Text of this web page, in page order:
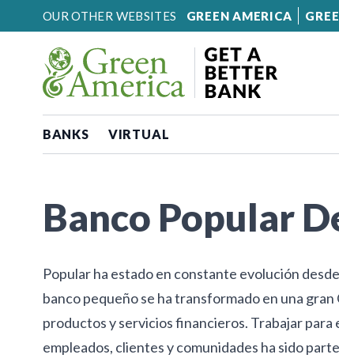
Skip to content
OUR OTHER WEBSITES GREEN AMERICA
BANKS VIRTUAL
Banco Popular
Popular ha estado en constante evolución
banco pequeño se ha transformado en una
productos y servicios financieros. Trabajar
empleados, clientes y comunidades ha sido